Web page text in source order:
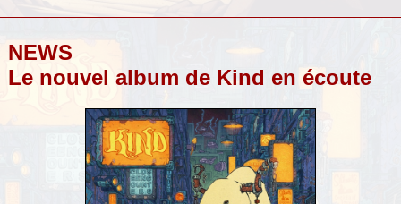
NEWS
Le nouvel album de Kind en écoute